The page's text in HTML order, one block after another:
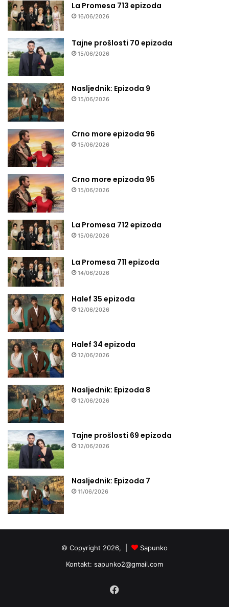
La Promesa 713 epizoda
16/06/2026
Tajne prošlosti 70 epizoda
15/06/2026
Nasljednik: Epizoda 9
15/06/2026
Crno more epizoda 96
15/06/2026
Crno more epizoda 95
15/06/2026
La Promesa 712 epizoda
15/06/2026
La Promesa 711 epizoda
14/06/2026
Halef 35 epizoda
12/06/2026
Halef 34 epizoda
12/06/2026
Nasljednik: Epizoda 8
12/06/2026
Tajne prošlosti 69 epizoda
12/06/2026
Nasljednik: Epizoda 7
11/06/2026
© Copyright 2026, |
Sapunko
Kontakt: sapunko2@gmail.com
Facebook